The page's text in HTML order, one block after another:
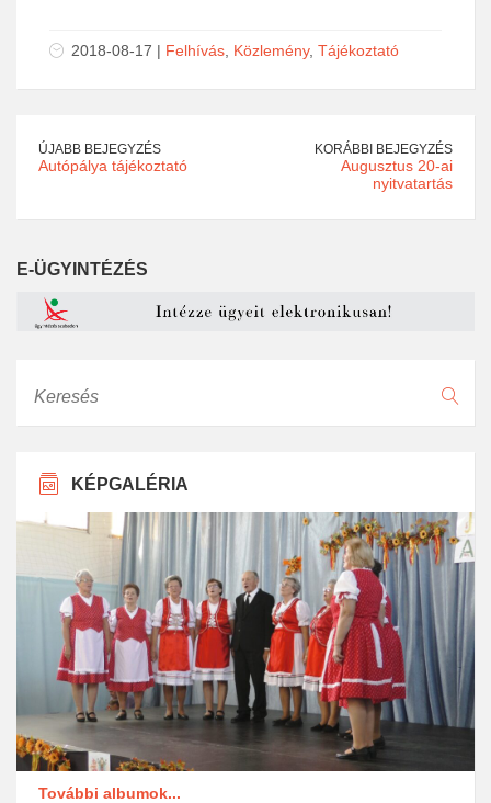
2018-08-17 | Felhívás Közlemény, Tájékoztató
ÚJABB BEJEGYZÉS
Autópálya tájékoztató
KORÁBBI BEJEGYZÉS
Augusztus 20-ai
nyitvatartás
E-ÜGYINTÉZÉS
KÉPGALÉRIA
További albumok...